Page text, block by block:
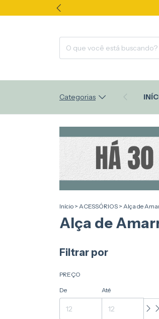
Categorias
Início > ACESSÓRIOS > Alça de
Alça de
Filtrar por
PREÇO
De Até